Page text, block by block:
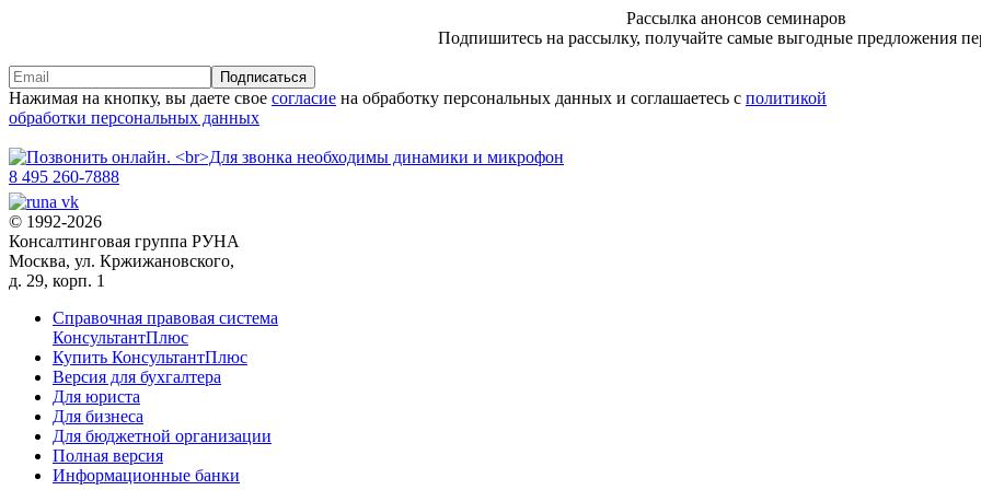
Рассылка анонсов семинаров
Подпишитесь на рассылку, получайте самые выгодные предложения
Подписаться
Нажимая на кнопку, вы даете свое согласие на обработку персональных данных и соглашаетесь с политикой
обработки персональных данных
8 495 260-7888
© 1992-2026
Консалтинговая группа РУНА
Москва, ул. Кржижановского,
д. 29, корп. 1
Справочная правовая система
КонсультантПлюс
Купить КонсультантПлюс
Версия для бухгалтера
Для юриста
Для бизнеса
Для бюджетной организации
Полная версия
Информационные банки